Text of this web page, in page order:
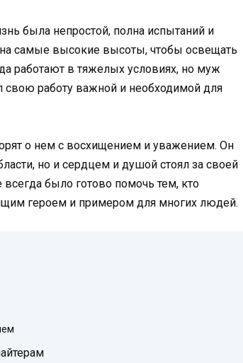
была непростой, полна испытаний и
самые высокие высоты, чтобы освещать
работают в тяжелых условиях, но муж
свою работу важной и необходимой для
о нем с восхищением и уважением. Он
но и сердцем и душой стоял за своей
было готово помочь тем, кто
героем и примером для многих людей.